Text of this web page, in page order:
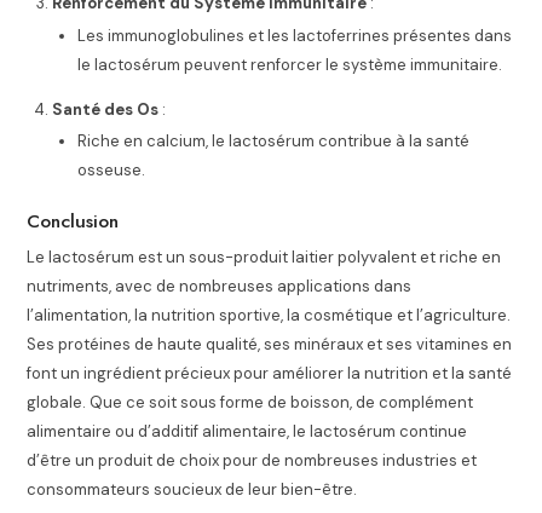
Les immunoglobulines et les lactoferrines présentes dans
le lactosérum peuvent renforcer le système immunitaire.
Santé des Os :
Riche en calcium, le lactosérum contribue à la santé
osseuse.
Conclusion
Le lactosérum est un sous-produit laitier polyvalent et riche en
nutriments, avec de nombreuses applications dans
l’alimentation, la nutrition sportive, la cosmétique et l’agriculture.
Ses protéines de haute qualité, ses minéraux et ses vitamines en
font un ingrédient précieux pour améliorer la nutrition et la santé
globale. Que ce soit sous forme de boisson, de complément
alimentaire ou d’additif alimentaire, le lactosérum continue
d’être un produit de choix pour de nombreuses industries et
consommateurs soucieux de leur bien-être.